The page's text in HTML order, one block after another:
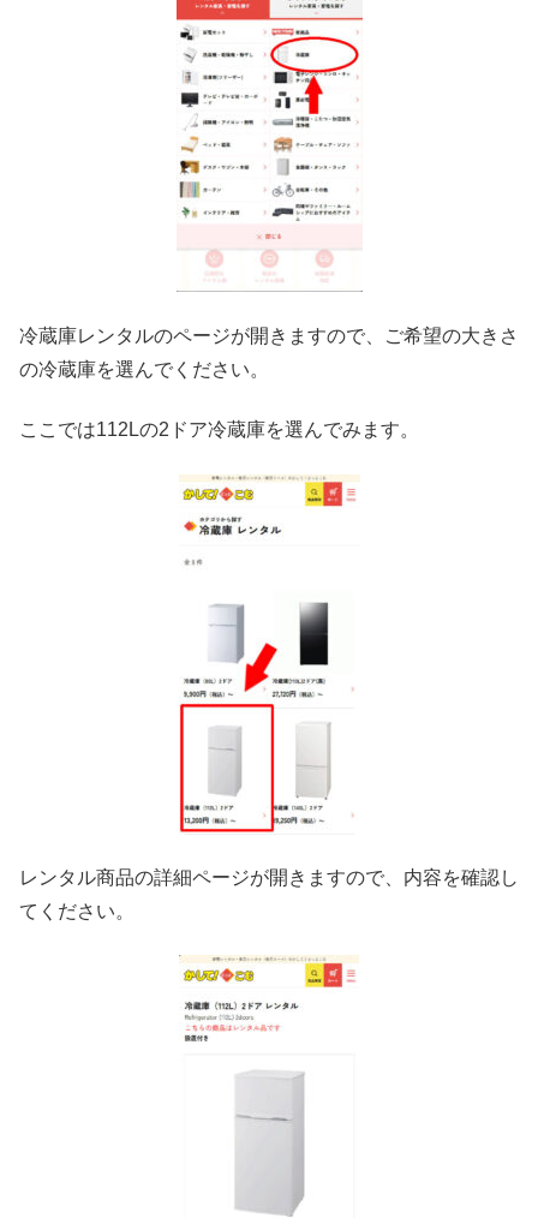
冷蔵庫レンタルのページが開きますので、ご希望の大きさ
の冷蔵庫を選んでください。
ここでは112Lの2ドア冷蔵庫を選んでみます。
レンタル商品の詳細ページが開きますので、内容を確認し
てください。